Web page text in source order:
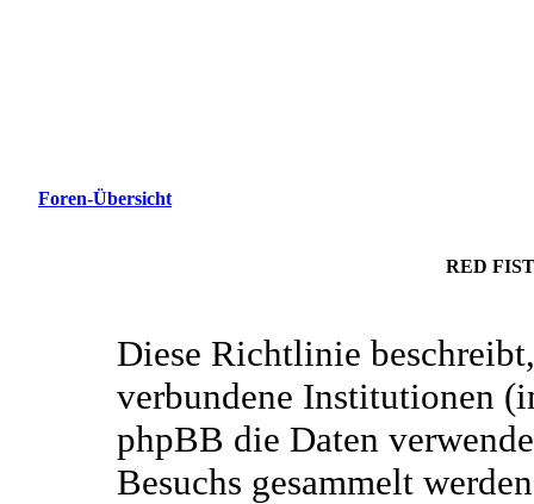
Foren-Übersicht
RED
Diese Richtlinie
verbundene Institutionen
phpBB die Daten
Besuchs gesammelt